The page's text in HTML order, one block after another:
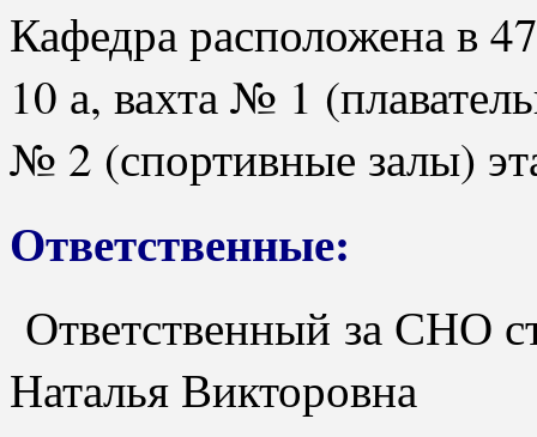
Кафедра расположена в
10 а, вахта № 1
№ 2 (спортивные залы)
Ответственные:
Ответственный за СНО
Наталья Викторовна